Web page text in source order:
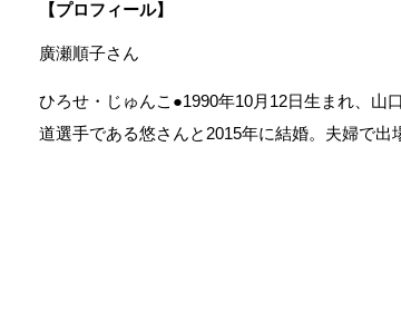
【プロフィール】
廣瀬順子さん
ひろせ・じゅんこ●1990年10月12日生まれ、山
道選手である悠さんと2015年に結婚。夫婦で出